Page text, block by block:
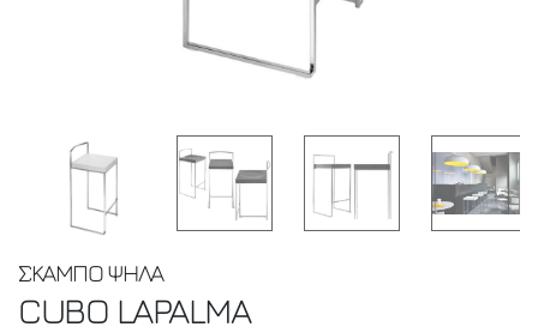
ΣΚΑΜΠΟ ΨΗΛΑ
CUBO LAPALMA